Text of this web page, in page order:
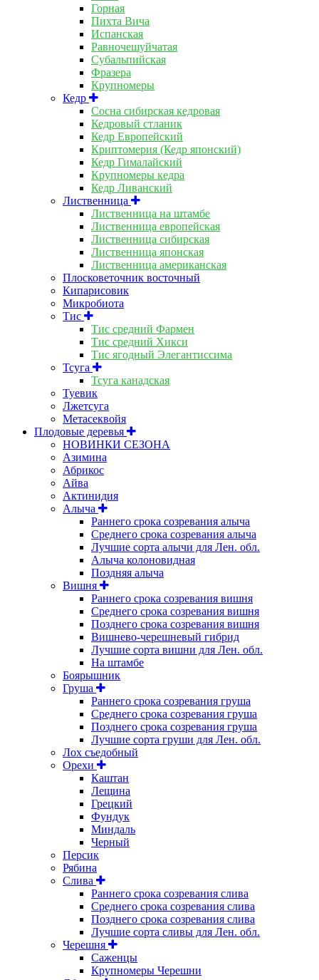
Горная
Пихта Вича
Испанская
Равночешуйчатая
Субальпийская
Фразера
Крупномеры
Кедр
Сосна сибирская кедровая
Кедровый стланик
Кедр Европейский
Криптомерия (Кедр японский)
Кедр Гималайский
Крупномеры кедра
Кедр Ливанский
Лиственница
Лиственница на штамбе
Лиственница европейская
Лиственница сибирская
Лиственница японская
Лиственница американская
Плосковеточник восточный
Кипарисовик
Микробиота
Тис
Тис средний Фармен
Тис средний Хикси
Тис ягодный Элегантиссима
Тсуга
Тсуга канадская
Туевик
Лжетсуга
Метасеквойя
Плодовые деревья
НОВИНКИ СЕЗОНА
Азимина
Абрикос
Айва
Актинидия
Алыча
Раннего срока созревания алыча
Среднего срока созревания алыча
Лучшие сорта алычи для Лен. обл.
Алыча колоновидная
Поздняя алыча
Вишня
Раннего срока созревания вишня
Среднего срока созревания вишня
Позднего срока созревания вишня
Вишнево-черешневый гибрид
Лучшие сорта вишни для Лен. обл.
На штамбе
Боярышник
Груша
Раннего срока созревания груша
Среднего срока созревания груша
Позднего срока созревания груша
Лучшие сорта груши для Лен. обл.
Лох съедобный
Орехи
Каштан
Лещина
Грецкий
Фундук
Миндаль
Черный
Персик
Рябина
Слива
Раннего срока созревания слива
Среднего срока созревания слива
Позднего срока созревания слива
Лучшие сорта сливы для Лен. обл.
Черешня
Саженцы
Крупномеры Черешни